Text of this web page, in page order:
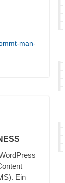
man-
Ein